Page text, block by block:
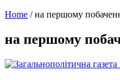
Home / на першому
на першому